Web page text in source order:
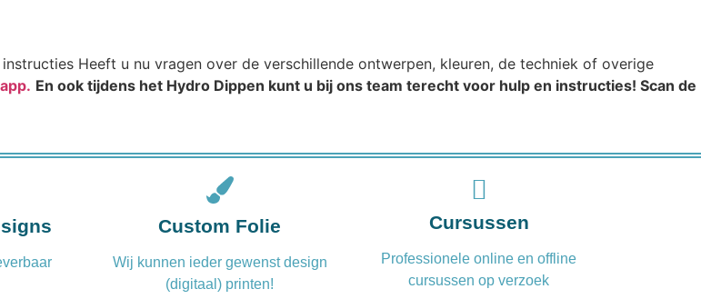
Heeft u nu vragen over de verschillende ontwerpen, kleuren, de techniek of overige
En ook tijdens het Hydro Dippen kunt u bij ons team terecht voor hulp en instructies! Scan de
Custom Folie
Wij kunnen ieder gewenst design
(digitaal) printen!
Cursussen
Professionele online en offline
cursussen op verzoek